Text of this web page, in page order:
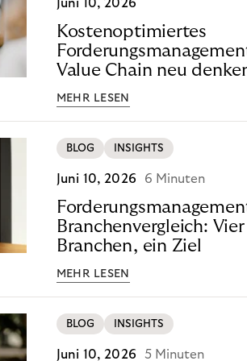
Juni 10, 2026
Kostenoptimiertes
Value Chain neu
MEHR LESEN
BLOG INSIGHTS
Juni 10, 2026 6 Minuten
Branchenvergleich: Vier
Branchen, ein Ziel
MEHR LESEN
BLOG INSIGHTS
Juni 10, 2026 5 Minuten